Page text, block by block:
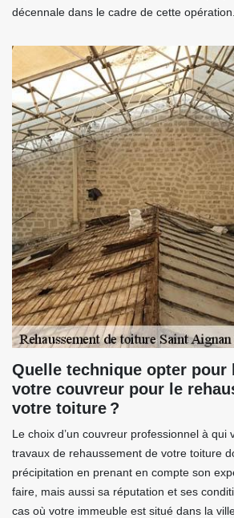
décennale dans le cadre de cette opération.
Quelle technique opter pour
votre couvreur pour le
votre toiture ?
Le choix d’un couvreur professionnel à qui
travaux de rehaussement de votre toiture
précipitation en prenant en compte son
faire, mais aussi sa réputation et ses
cas où votre immeuble est situé dans la